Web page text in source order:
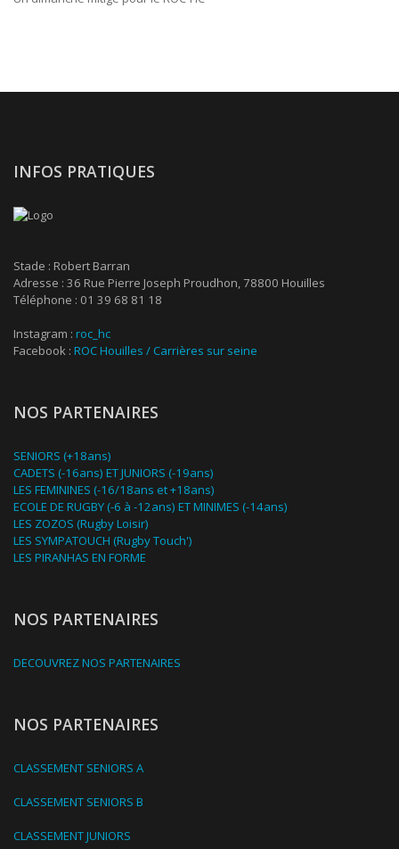
INFOS PRATIQUES
Stade : Robert Barran
Adresse : 36 Rue Pierre Joseph Proudhon, 78800 Houilles
Téléphone : 01 39 68 81 18
Instagram : roc_hc
Facebook : ROC Houilles / Carrières sur seine
NOS PARTENAIRES
SENIORS (+18ans)
CADETS (-16ans) ET JUNIORS (-19ans)
LES FEMININES (-16/18ans et +18ans)
ECOLE DE RUGBY (-6 à -12ans) ET MINIMES (-14ans)
LES ZOZOS (Rugby Loisir)
LES SYMPATOUCH (Rugby Touch')
LES PIRANHAS EN FORME
NOS PARTENAIRES
DECOUVREZ NOS PARTENAIRES
NOS PARTENAIRES
CLASSEMENT SENIORS A
CLASSEMENT SENIORS B
CLASSEMENT JUNIORS